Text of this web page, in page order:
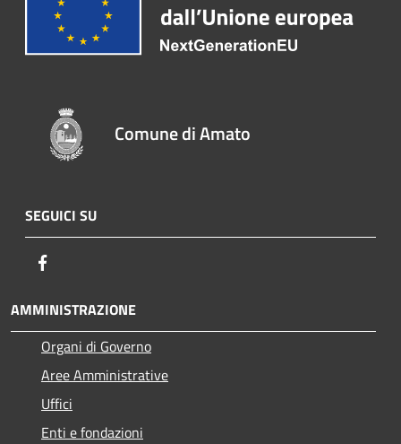
Comune di Amato
SEGUICI SU
AMMINISTRAZIONE
Organi di Governo
Aree Amministrative
Uffici
Enti e fondazioni